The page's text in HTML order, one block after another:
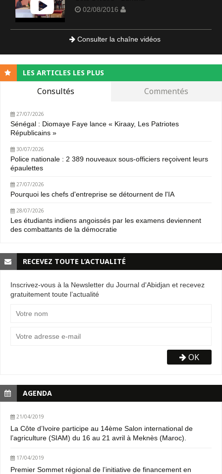
02/08/2016
Consulter la chaîne vidéos
LES ARTICLES LES PLUS
Consultés Commentés
27/07/2026
Sénégal : Diomaye Faye lance « Kiraay, Les Patriotes
Républicains »
30/07/2026
Police nationale : 2 389 nouveaux sous-officiers reçoivent leurs
épaulettes
27/07/2026
Pourquoi les chefs d'entreprise se détournent de l'IA
28/07/2026
Les étudiants indiens angoissés par les examens deviennent
des combattants de la démocratie
RECEVEZ TOUTE L’ACTUALITÉ
Inscrivez-vous à la Newsletter du Journal d'Abidjan et recevez
gratuitement toute l’actualité
OK
AGENDA
21/04/2019
La Côte d’Ivoire participe au 14ème Salon international de
l’agriculture (SIAM) du 16 au 21 avril à Meknès (Maroc).
17/04/2019
Premier Sommet régional de l’initiative de financement en